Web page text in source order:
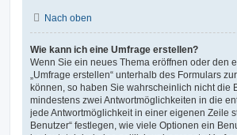
Nach oben
Wie kann ich eine Umfrage erstellen?
Wenn Sie ein neues Thema eröffnen oder den
„Umfrage erstellen“ unterhalb des Formulars
können, so haben Sie wahrscheinlich nicht die
mindestens zwei Antwortmöglichkeiten in die
jede Antwortmöglichkeit in einer eigenen Zeile
Benutzer“ festlegen, wie viele Optionen ein